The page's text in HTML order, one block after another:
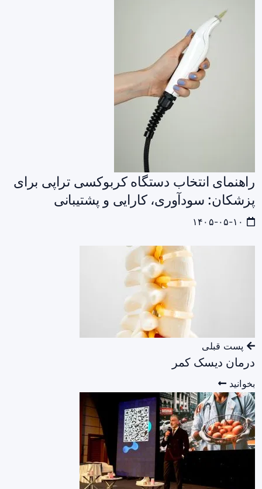
راهنمای انتخاب دستگاه کربوکسی‌ تراپی برای
پزشکان: سودآوری، کارایی و پشتیبانی
پست قبلی
درمان دیسک کمر
بخوانید